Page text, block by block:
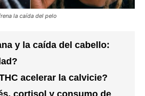
la caída del pelo
y la caída del cabello:
acelerar la calvicie?
cortisol y consumo de